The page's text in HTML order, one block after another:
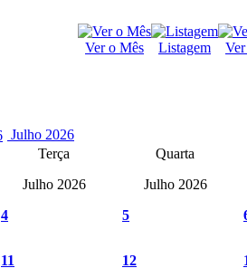
Ver o Mês Listagem
Julho 2026
Terça
Quarta
Julho 2026 Julho 2026
4 5
11 12